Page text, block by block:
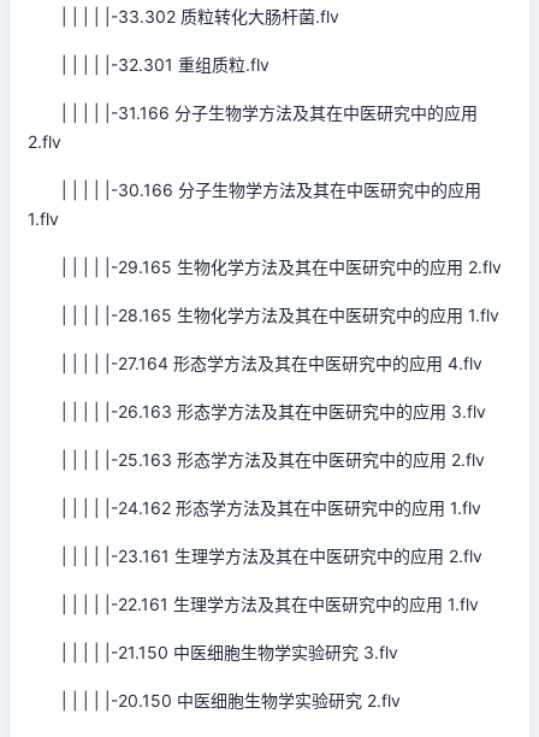
| | | | |-33.302 质粒转化大肠杆菌.flv
| | | | |-32.301 重组质粒.flv
| | | | |-31.166 分子生物学方法及其在中医研究中的应用
2.flv
| | | | |-30.166 分子生物学方法及其在中医研究中的应用
1.flv
| | | | |-29.165 生物化学方法及其在中医研究中的应用 2.flv
| | | | |-28.165 生物化学方法及其在中医研究中的应用 1.flv
| | | | |-27.164 形态学方法及其在中医研究中的应用 4.flv
| | | | |-26.163 形态学方法及其在中医研究中的应用 3.flv
| | | | |-25.163 形态学方法及其在中医研究中的应用 2.flv
| | | | |-24.162 形态学方法及其在中医研究中的应用 1.flv
| | | | |-23.161 生理学方法及其在中医研究中的应用 2.flv
| | | | |-22.161 生理学方法及其在中医研究中的应用 1.flv
| | | | |-21.150 中医细胞生物学实验研究 3.flv
| | | | |-20.150 中医细胞生物学实验研究 2.flv